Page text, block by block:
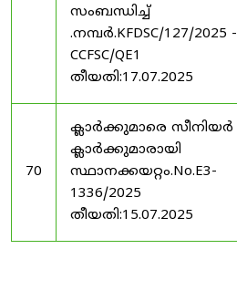
സംബന്ധിച്ച്
.നമ്പർ.KFDSC/127/2025 -
CCFSC/QE1
തീയതി:17.07.2025
70
ക്ലാർക്കുമാരെ സീനിയർ
ക്ലാർക്കുമാരായി
സ്ഥാനക്കയറ്റം.No.E3-
1336/2025
തീയതി:15.07.2025